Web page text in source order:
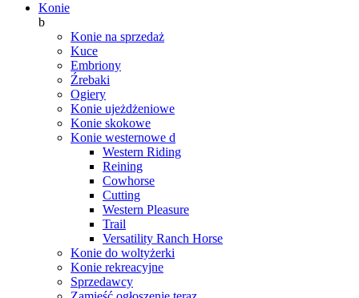
Konie
b
Konie na sprzedaż
Kuce
Embriony
Źrebaki
Ogiery
Konie ujeżdżeniowe
Konie skokowe
Konie westernowe d
Western Riding
Reining
Cowhorse
Cutting
Western Pleasure
Trail
Versatility Ranch Horse
Konie do woltyżerki
Konie rekreacyjne
Sprzedawcy